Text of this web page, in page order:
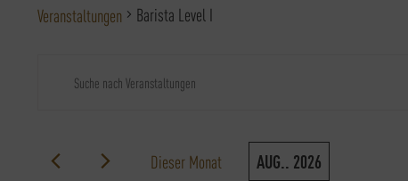
Veranstaltungen Barista Level I
VERANSTALTUNGEN
VERANSTALTUNGEN
UND
nach
Dieser Monat AUG.. 2026